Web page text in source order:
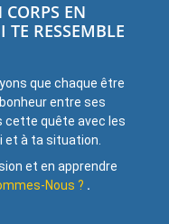
EN
RESSEMBLE
que chaque être
entre ses
cette quête avec les
et à ta situation.
et en apprendre
Nous ? .